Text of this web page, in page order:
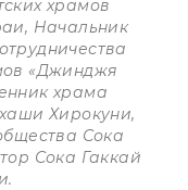
храмов
Начальник
«Джинджя
храма
Хирокуни,
Сока
Сока Гаккай